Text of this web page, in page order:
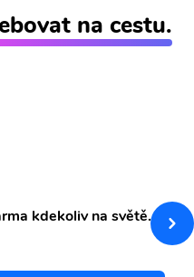
na cestu.
kdekoliv na světě.